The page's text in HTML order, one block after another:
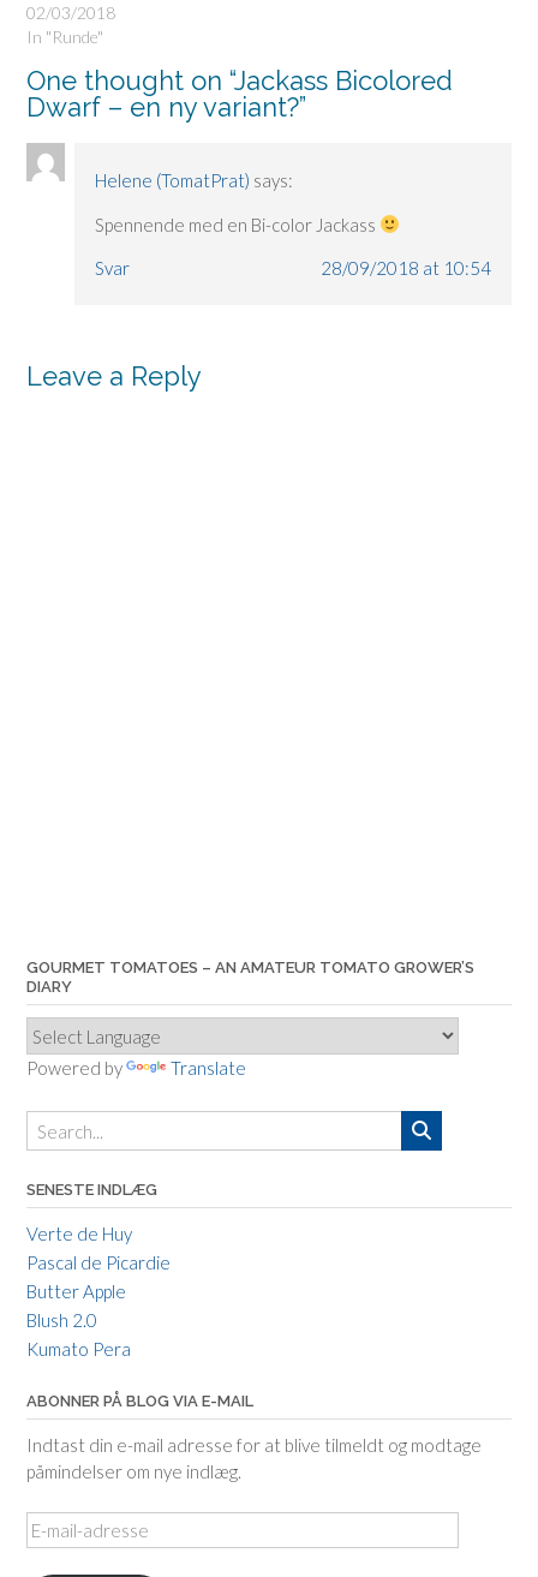
02/03/2018
In "Runde"
One thought on “Jackass Bicolored
Dwarf – en ny variant?”
Helene (TomatPrat) says:
Spennende med en Bi-color Jackass
Svar
28/09/2018 at 10:54
Leave a Reply
GOURMET TOMATOES – AN AMATEUR TOMATO GROWER’S
DIARY
Powered by Translate
SENESTE INDLÆG
Verte de Huy
Pascal de Picardie
Butter Apple
Blush 2.0
Kumato Pera
ABONNER PÅ BLOG VIA E-MAIL
Indtast din e-mail adresse for at blive tilmeldt og modtage
påmindelser om nye indlæg.
E-
mail-